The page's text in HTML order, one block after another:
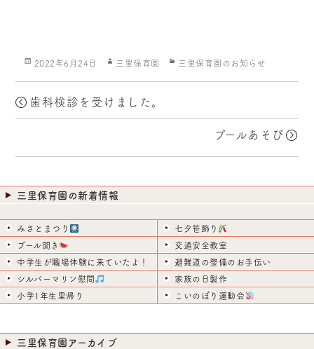
投
2022年6月24日
作
三里保育園
カ
三里保育園のお知らせ
歯科検診を受けました。
プールあそび
三里保育園の新着情報
みさとまつり
七夕笹飾り
プール開き
交通安全教室
中学生が職場体験に来ていたよ！
避難道の整備のお手伝い
シルバーマリン慰問
家族の日製作
小学1年生里帰り
こいのぼり運動会
三里保育園アーカイブ